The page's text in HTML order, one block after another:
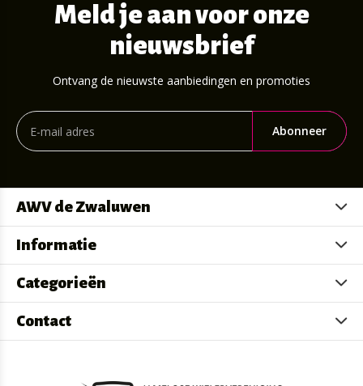
Meld je aan voor onze
nieuwsbrief
Ontvang de nieuwste aanbiedingen en promoties
Abonneer
AWV de Zwaluwen
Informatie
Categorieën
Contact